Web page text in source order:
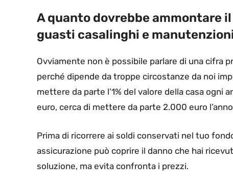
A quanto dovrebbe ammontare
guasti casalinghi e
Ovviamente non è possibile parlare di una cifra
perché dipende da troppe circostanze da noi
mettere da parte l’1% del valore della casa ogni
euro, cerca di mettere da parte 2.000 euro
Prima di ricorrere ai soldi conservati nel tuo
assicurazione può coprire il danno che hai
soluzione, ma evita confronta i prezzi.